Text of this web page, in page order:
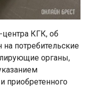
КГК, об
потребительские
органы,
приобретенного